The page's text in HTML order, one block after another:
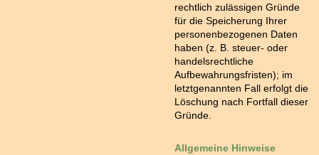
rechtlich zulässigen Gründe
für die Speicherung Ihrer
personenbezogenen Daten
haben (z. B. steuer- oder
handelsrechtliche
Aufbewahrungsfristen); im
letztgenannten Fall erfolgt die
Löschung nach Fortfall dieser
Gründe.
Allgemeine Hinweise